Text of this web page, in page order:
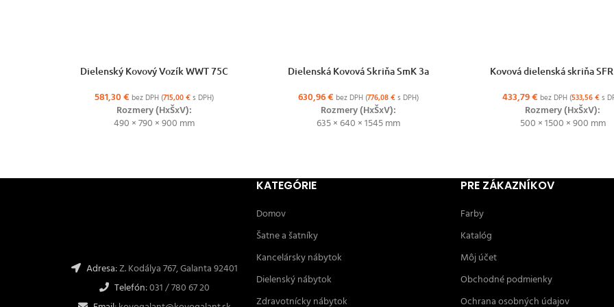
VÝBER MOŽNOSTÍ
Dielenský Kovový Vozík WWT 75C
581,30€ bez DPH (715,00€s DPH)
Rozmery (HxŠxV):
490 × 790 × 900 mm
VÝBER MOŽNOSTÍ
Dielenská Kovová Skriňa SmK 3a
630,96€ bez DPH (776,08€s DPH)
Rozmery (HxŠxV):
635 × 640 × 1545 mm
VÝBER MOŽNOSTÍ
Kovová dielenská skriňa
433,79€ bez DPH (533,56€s
Rozmery (HxŠxV):
500 × 1500 × 900 mm
Adresa:Z. Kodálya 767, Galanta 92401
Telefón:031 / 780 67 20
KATEGÓRIE
Domov
Šatne a šatníky
Kancelársky nábytok
Dielenský nábytok
Zdravotnícky nábytok
PRE ZÁKAZNÍKOV
Farby
Katalóg
Môj účet
Obchodné podmienky
Ochrana osobných údajov